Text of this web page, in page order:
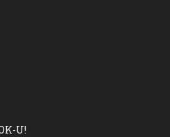
U!